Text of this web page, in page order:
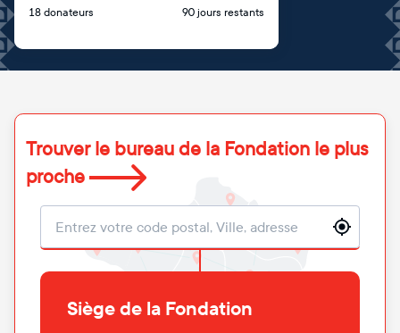
18 donateurs 90 jours restants
Trouver le bureau de la Fondation le plus
proche
Localisation
Siège de la Fondation